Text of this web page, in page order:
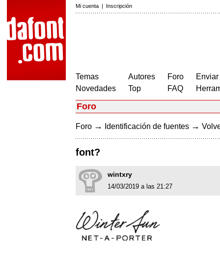
Mi cuenta | Inscripción
Temas
Novedades
Autores
Top
Foro
FAQ
Foro
Foro → Identificación de fuentes →
font?
wintxry
14/03/2019 a las 21:27